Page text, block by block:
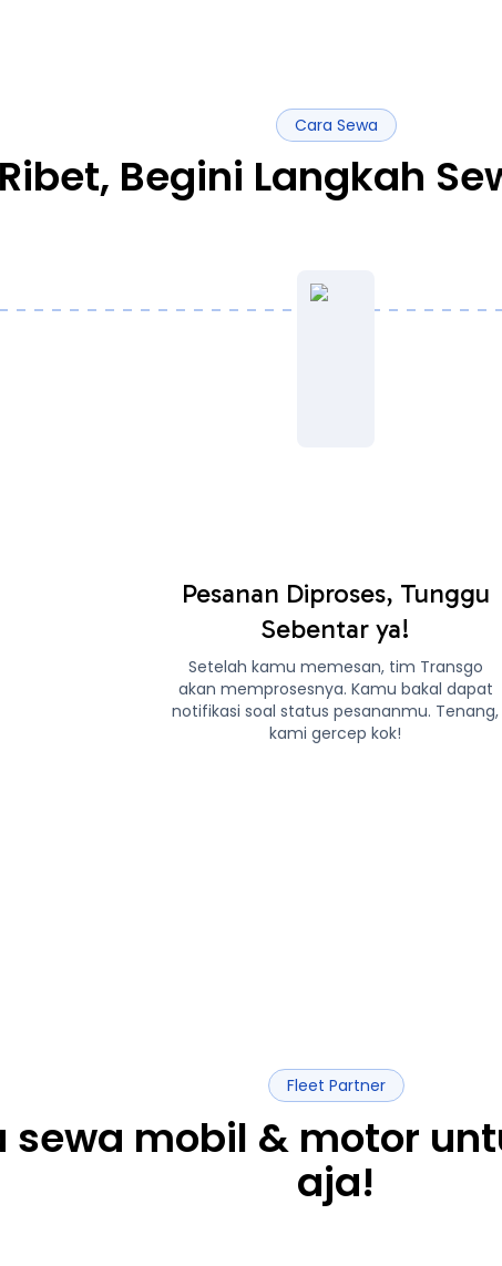
Cara Sewa
Begini Langkah
Pesanan Diproses, Tunggu
Sebentar ya!
Setelah kamu memesan, tim Transgo
akan memprosesnya. Kamu bakal dapat
notifikasi soal status pesananmu. Tenang,
kami gercep kok!
Fleet Partner
sewa mobil & motor
aja!